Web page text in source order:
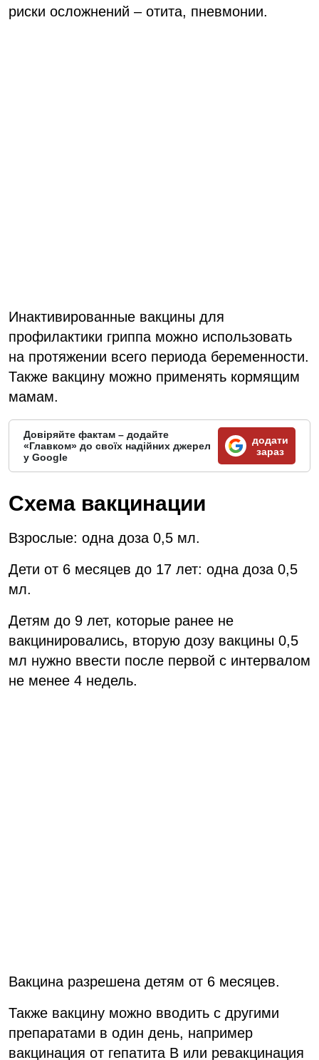
риски осложнений – отита, пневмонии.
Инактивированные вакцины для
профилактики гриппа можно использовать
на протяжении всего периода беременности.
Также вакцину можно применять кормящим
мамам.
Довіряйте фактам – додайте
«Главком» до своїх надійних джерел
у Google
додати
зараз
Схема вакцинации
Взрослые: одна доза 0,5 мл.
Дети от 6 месяцев до 17 лет: одна доза 0,5
мл.
Детям до 9 лет, которые ранее не
вакцинировались, вторую дозу вакцины 0,5
мл нужно ввести после первой с интервалом
не менее 4 недель.
Вакцина разрешена детям от 6 месяцев.
Также вакцину можно вводить с другими
препаратами в один день, например
вакцинация от гепатита В или ревакцинация